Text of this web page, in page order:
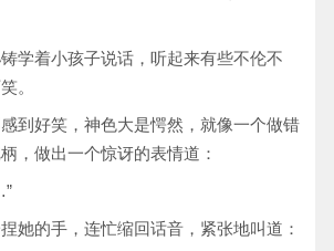
学着小孩子说话，听起来有些不伦不
。
到好笑，神色大是愕然，就像一个做错
，做出一个惊讶的表情道：
她的手，连忙缩回话音，紧张地叫道：